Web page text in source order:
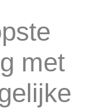
met